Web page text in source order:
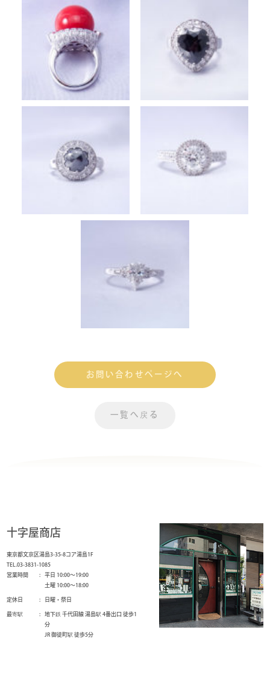
お問い合わせページへ
一覧へ戻る
十字屋商店
東京都文京区湯島3-35-8コア湯島1F
TEL.03-3831-1085
営業時間
平日 10:00～19:00
土曜 10:00～18:00
定休日
日曜・祭日
最寄駅
地下鉄 千代田線 湯島駅 4番出口 徒歩1
分
JR 御徒町駅 徒歩5分